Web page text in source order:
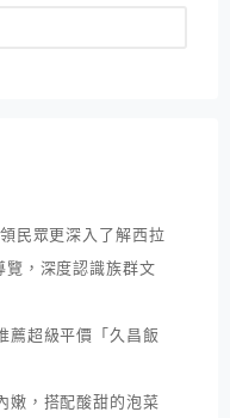
民眾更深入了解西拉
覽，深度認識族群文
薦超級平價「久昌飯
嫩，搭配酸甜的泡菜